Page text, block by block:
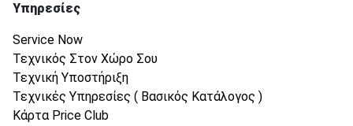
Υπηρεσίες
Service Now
Τεχνικός Στον Χώρο Σου
Τεχνική Υποστήριξη
Τεχνικές Υπηρεσίες ( Βασικός Κατάλογος )
Κάρτα Price Club